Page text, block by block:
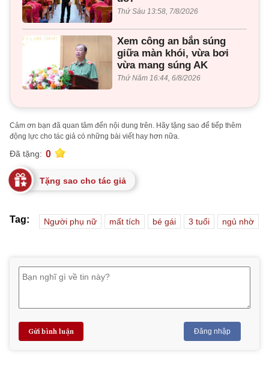
Thứ Sáu 13:58, 7/8/2026
Xem công an bắn súng
giữa màn khói, vừa bơi
vừa mang súng AK
Thứ Năm 16:44, 6/8/2026
Cảm ơn bạn đã quan tâm đến nội dung trên. Hãy tặng sao để tiếp thêm
động lực cho tác giả có những bài viết hay hơn nữa.
Đã tặng: 0
Tặng sao cho tác giả
Tag: Người phụ nữ mất tích bé gái 3 tuổi ngủ nhờ
Gửi bình luận Đăng nhập